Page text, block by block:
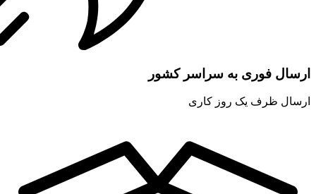
ارسال فوری به سراسر کشور
ارسال ظرف یک روز کاری